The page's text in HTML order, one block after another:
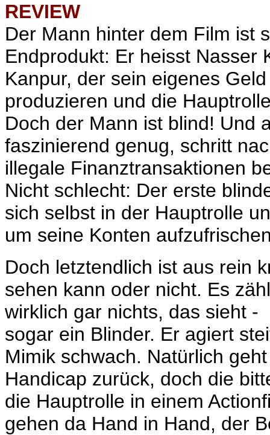
REVIEW
Der Mann hinter dem Film ist
Endprodukt: Er heisst Nasser
Kanpur, der sein eigenes
produzieren und die
Doch der Mann ist blind! Und
faszinierend genug, schritt
illegale Finanztransaktionen
Nicht schlecht: Der erste
sich selbst in der Hauptrolle
um seine Konten
Doch letztendlich ist aus rein
sehen kann oder nicht. Es
wirklich gar nichts, das sieht
sogar ein Blinder. Er agiert
Mimik schwach. Natürlich
Handicap zurück, doch die
die Hauptrolle in einem
gehen da Hand in Hand, der